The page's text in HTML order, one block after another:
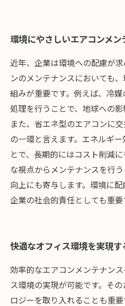
環境にやさしいエアコンメン
近年、企業は環境への配慮が
ンのメンテナンスにおいても
組みが重要です。例えば、冷
処理を行うことで、地球への影
また、省エネ型のエアコンに
の一環と言えます。エネルギ
とで、長期的にはコスト削減
な視点からメンテナンスを行
向上にも寄与します。環境に配
企業の社会的責任としても重要
快適なオフィス環境を実現
効率的なエアコンメンテナン
ス環境の実現が可能です。そ
ロジーを取り入れることも重